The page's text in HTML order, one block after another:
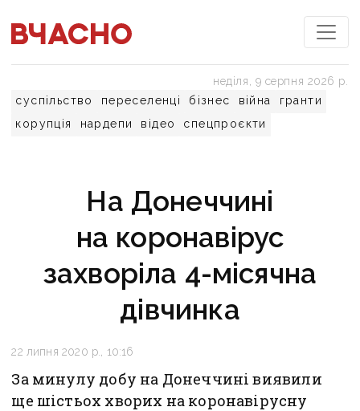
суспільство переселенці бізнес війна
гранти
корупція
нардепи відео спецпроєкти
неділя, 9 серпня 2026 р.
На Донеччині
на коронавірус
захворіла 4-місячна
дівчинка
22 липня 2020 р., 10:16
За минулу добу на Донеччині виявили
ще шістьох хворих на коронавірусну